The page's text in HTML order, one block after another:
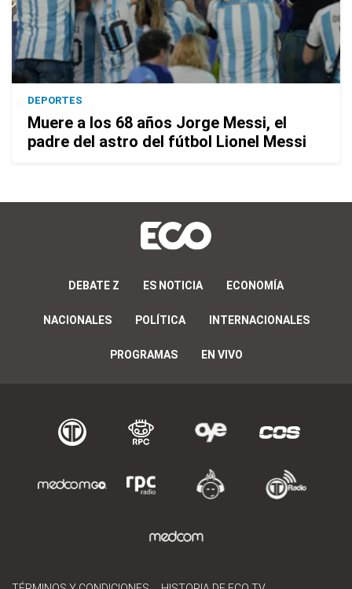
DEPORTES
Muere a los 68 años Jorge Messi, el
padre del astro del fútbol Lionel Messi
DEBATE Z ES NOTICIA ECONOMÍA
NACIONALES POLÍTICA INTERNACIONALES
PROGRAMAS EN VIVO